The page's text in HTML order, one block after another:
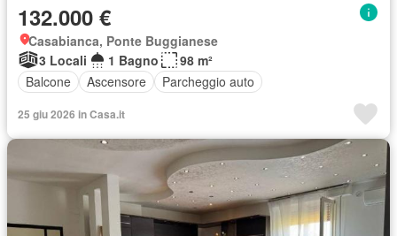
132.000 €
Casabianca, Ponte Buggianese
3 Locali
1 Bagno
98 m²
Balcone
Ascensore Parcheggio auto
25 giu 2026 in Casa.it